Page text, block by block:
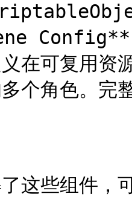
Config**
在可复用资
个角色。完
这些组件，